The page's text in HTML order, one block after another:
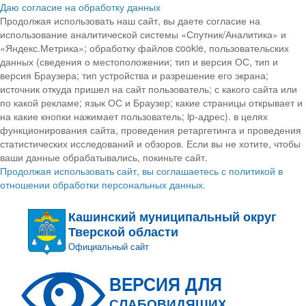
Даю согласие на обработку данных
Продолжая использовать наш сайт, вы даете согласие на
использование аналитической системы «Спутник/Аналитика» и
«Яндекс.Метрика»; обработку файлов cookie, пользовательских
данных (сведения о местоположении; тип и версия ОС, тип и
версия Браузера; тип устройства и разрешение его экрана;
источник откуда пришел на сайт пользователь; с какого сайта или
по какой рекламе; язык ОС и Браузер; какие страницы открывает и
на какие кнопки нажимает пользователь; ip-адрес). в целях
функционирования сайта, проведения ретаргетинга и проведения
статистических исследований и обзоров. Если вы не хотите, чтобы
ваши данные обрабатывались, покиньте сайт.
Продолжая использовать сайт, вы соглашаетесь с политикой в
отношении обработки персональных данных.